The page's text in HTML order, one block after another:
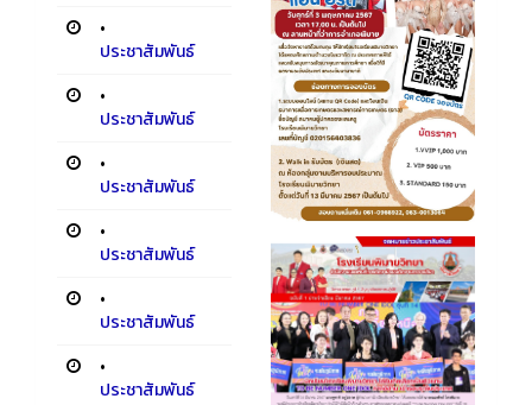
•
ประชาสัมพันธ์
•
ประชาสัมพันธ์
•
ประชาสัมพันธ์
•
ประชาสัมพันธ์
•
ประชาสัมพันธ์
•
ประชาสัมพันธ์